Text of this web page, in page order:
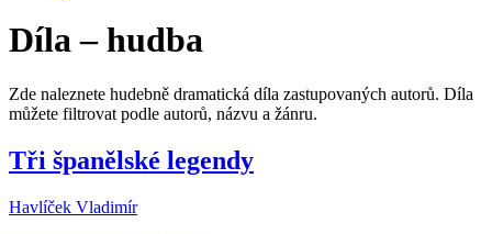
Díla – hudba
Zde naleznete hudebně dramatická díla zastupovaných autorů. Díla
můžete filtrovat podle autorů, názvu a žánru.
Tři španělské legendy
Havlíček Vladimír